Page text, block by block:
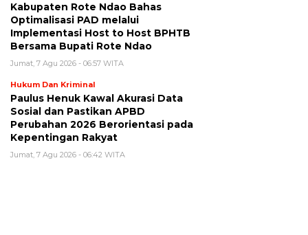
Kabupaten Rote Ndao Bahas
Optimalisasi PAD melalui
Implementasi Host to Host BPHTB
Bersama Bupati Rote Ndao
Jumat, 7 Agu 2026 - 06:57 WITA
Hukum Dan Kriminal
Paulus Henuk Kawal Akurasi Data
Sosial dan Pastikan APBD
Perubahan 2026 Berorientasi pada
Kepentingan Rakyat
Jumat, 7 Agu 2026 - 06:42 WITA